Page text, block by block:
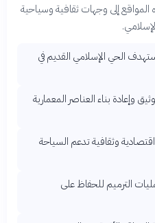
المواقع إلى وجهات ثقافية وسياحية
الحي الإسلامي القديم في
وإعادة بناء العناصر المعمارية
اقتصادية وثقافية تدعم السياحة
الترميم للحفاظ على